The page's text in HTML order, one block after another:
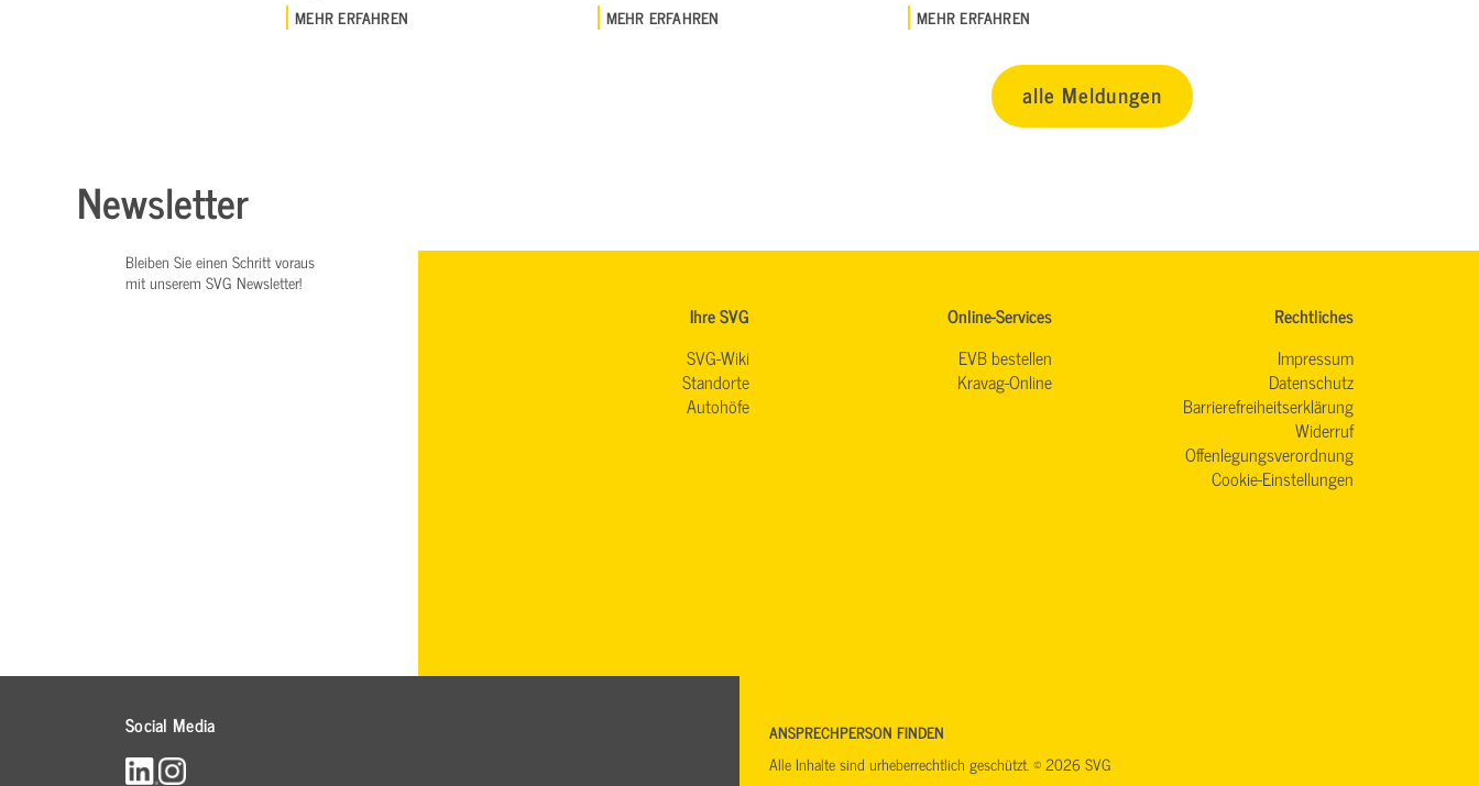
MEHR ERFAHREN MEHR ERFAHREN MEHR ERFAHREN
alle Meldungen
Newsletter
Bleiben Sie einen Schritt voraus
mit unserem SVG Newsletter!
Ihre SVG
SVG-Wiki
Standorte
Autohöfe
Online-Services
EVB bestellen
Kravag-Online
Rechtliches
Impressum
Datenschutz
Barrierefreiheitserklärung
Widerruf
Offenlegungsverordnung
Cookie-Einstellungen
Social Media
ANSPRECHPERSON FINDEN
Alle Inhalte sind urheberrechtlich geschützt. © 2026 SVG